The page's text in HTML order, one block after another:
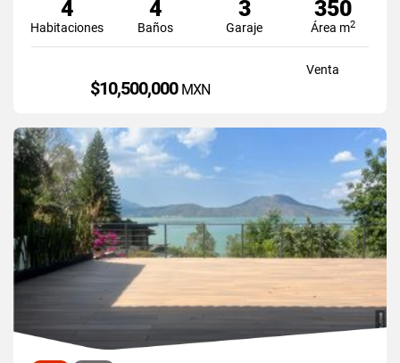
4
Habitaciones
4
Baños
3
Garaje
350
Área m2
Venta
$10,500,000 MXN